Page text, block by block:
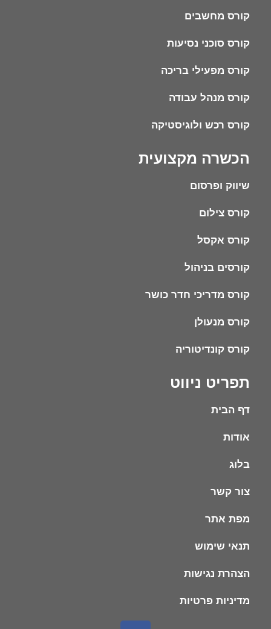
תפריט ניווט
דף הבית
אודות
בלוג
צור קשר
מפת אתר
תנאי שימוש
הצהרת נגישות
מדיניות פרטיות
הכשרה מקצועית
שיווק ופרסום
קורס צילום
קורס אקסל
קורסים בניהול
קורס מדריכי חדר כושר
קורס מנעולן
קורס קונדיטוריה
קורס מחשבים
קורס סוכני נסיעות
קורס מפעילי בריכה
קורס מנהל עבודה
קורס רכש ולוגיסטיקה